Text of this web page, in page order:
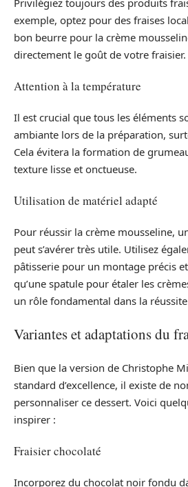
exemple, optez pour des fraises
bon beurre pour la crème
directement le goût de votre fraisier.
Attention à la température
Il est crucial que tous les éléments
ambiante lors de la préparation,
Cela évitera la formation de
texture lisse et onctueuse.
Utilisation de matériel adapté
Pour réussir la crème mousseline,
peut s’avérer très utile. Utilisez
pâtisserie pour un montage précis
qu’une spatule pour étaler les
un rôle fondamental dans la
Variantes et adaptations du
Bien que la version de Christophe
standard d’excellence, il existe de
personnaliser ce dessert. Voici
inspirer :
Fraisier chocolaté
Incorporez du chocolat noir fondu